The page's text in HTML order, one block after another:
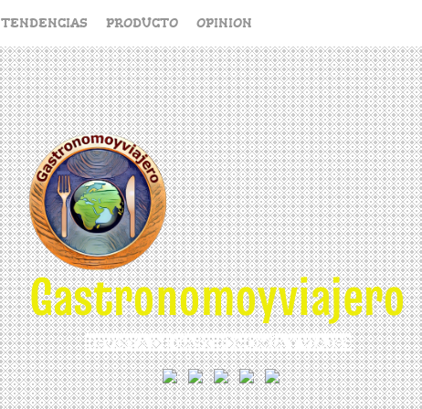
TENDENCIAS PRODUCTO OPINION
Gastronomoyviajero
REVISTA DE GASTRONOMÍA Y VIAJES